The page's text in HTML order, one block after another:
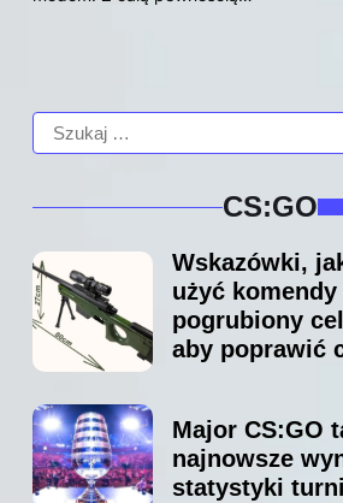
CS:GO
Wskazówki,
użyć komendy
pogrubiony
aby poprawić
Major CS:GO
najnowsze
statystyki